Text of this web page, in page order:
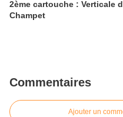
2ème cartouche : Verticale
Champet
Commentaires
Ajouter un